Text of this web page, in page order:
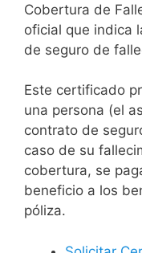
Cobertura de
oficial que indica
de seguro de
Este certificado
una persona (el
contrato de
caso de su
cobertura, se
beneficio a los
póliza.